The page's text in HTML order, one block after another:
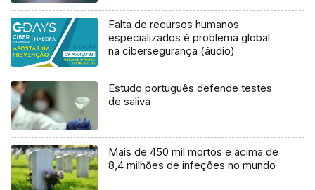
Falta de recursos humanos
especializados é problema global
na cibersegurança (áudio)
Estudo português defende testes
de saliva
Mais de 450 mil mortos e acima de
8,4 milhões de infeções no mundo